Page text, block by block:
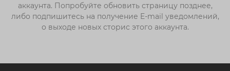
аккаунта. Попробуйте обновить страницу позднее,
либо подпишитесь на получение E-mail уведомлений,
о выходе новых сторис этого аккаунта.